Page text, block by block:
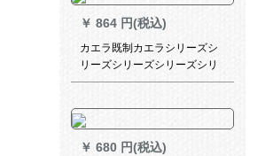
バー06既制カーリング幅2.0
m*高2.7 m连接加工
￥ 864 円(税込)
カエラ既制カエラシリーズシ
リーズシリーズシリーズシリ
ーズシリーズシリーズシリー
シリーズシリーズシリーズシ
リーズシリーズシリーズ
￥ 680 円(税込)